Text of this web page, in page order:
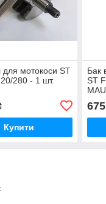
для мотокоси ST
280 - 1 шт.
Купити
Бак
ST
675